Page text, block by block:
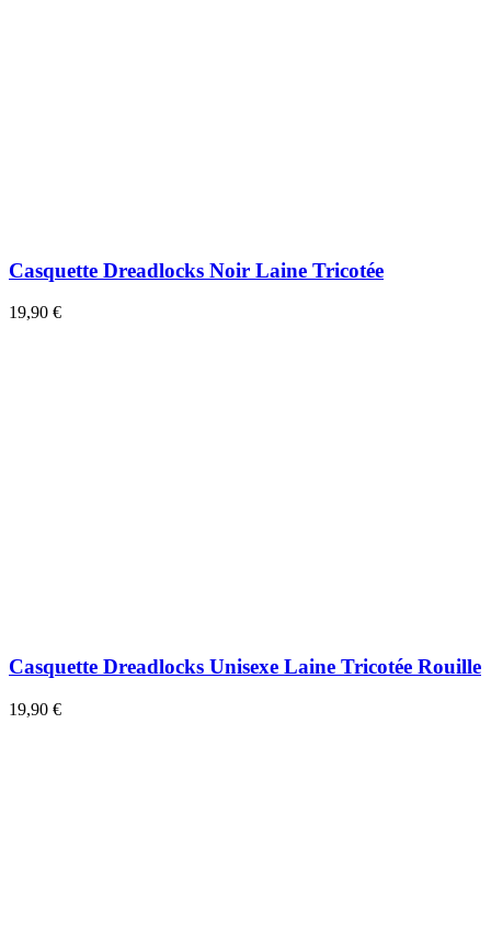
Casquette Dreadlocks Noir Laine Tricotée
19,90 €
Casquette Dreadlocks Unisexe Laine Tricotée Rouille
19,90 €